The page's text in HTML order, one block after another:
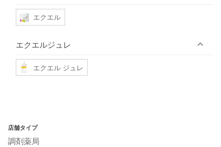
エクエル
エクエルジュレ
エクエル ジュレ
店舗タイプ
調剤薬局